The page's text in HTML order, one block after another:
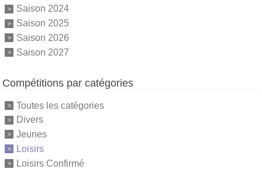
Saison 2024
Saison 2025
Saison 2026
Saison 2027
Compétitions par catégories
Toutes les catégories
Divers
Jeunes
Loisirs
Loisirs Confirmé